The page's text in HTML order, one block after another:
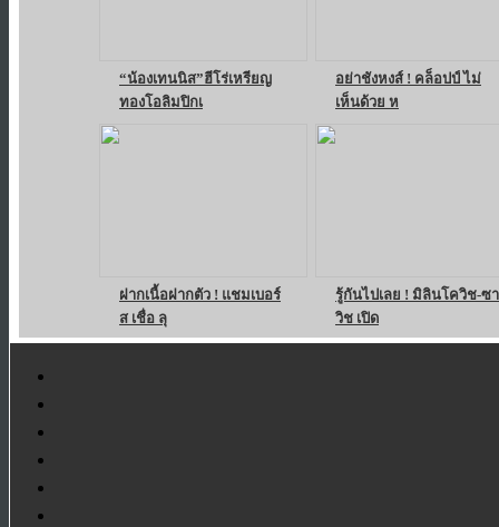
“น้องเทนนิส”ฮีโร่เหรียญ
ทองโอลิมปิกเ
อย่าชังหงส์ ! คล็อปป์ ไม่
เห็นด้วย ห
ฝากเนื้อฝากตัว ! แชมเบอร์
ส เชื่อ ลุ
รู้กันไปเลย ! มิลินโควิช-ซา
วิช เปิด